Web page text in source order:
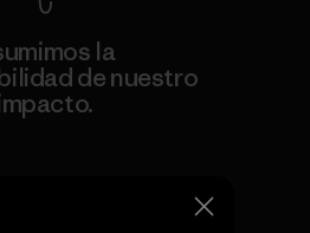
la
de nuestro